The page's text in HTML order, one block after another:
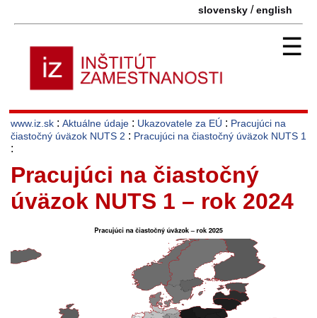
slovensky /english
☰
www.iz.sk : Aktuálne údaje : Ukazovatele za EÚ : Pracujúci na
čiastočný úväzok NUTS 2 : Pracujúci na čiastočný úväzok NUTS 1
:
Pracujúci na čiastočný
úväzok NUTS 1 – rok 2024